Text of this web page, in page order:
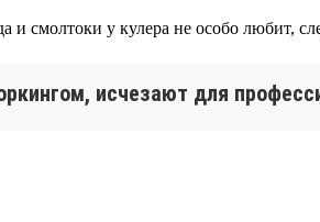
смолтоки у кулера не особо любит,
исчезают для